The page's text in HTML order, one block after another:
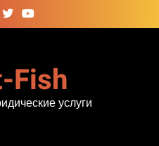
Fish
услуги